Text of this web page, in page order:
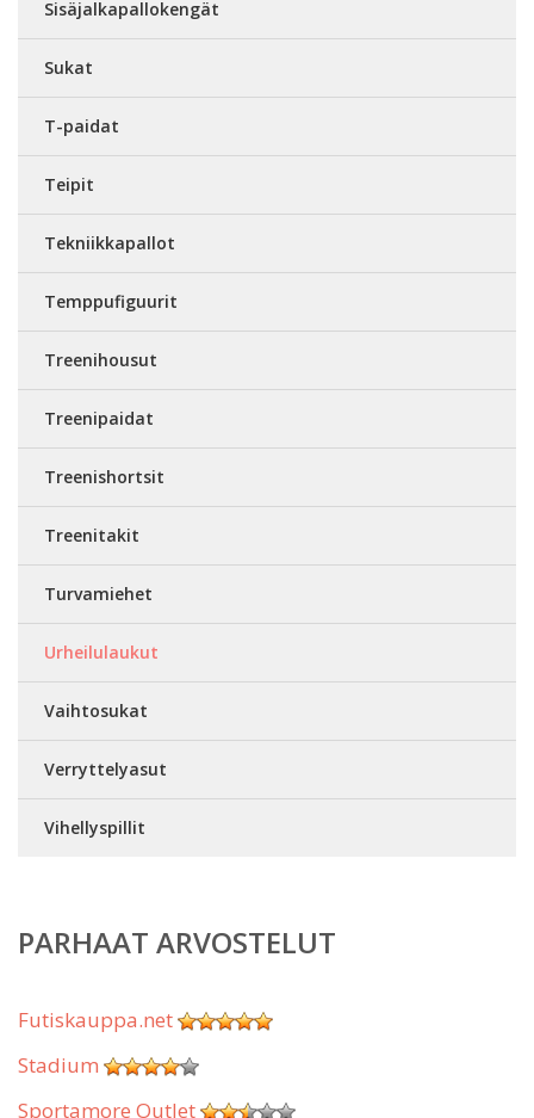
Sisäjalkapallokengät
Sukat
T-paidat
Teipit
Tekniikkapallot
Temppufiguurit
Treenihousut
Treenipaidat
Treenishortsit
Treenitakit
Turvamiehet
Urheilulaukut
Vaihtosukat
Verryttelyasut
Vihellyspillit
PARHAAT ARVOSTELUT
Futiskauppa.net
Stadium
Sportamore Outlet